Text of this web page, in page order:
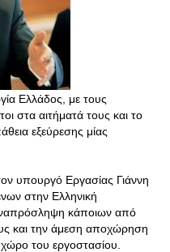
Ελλάδος, με τους
στα αιτήματά τους και το
εξεύρεσης μίας
υπουργό Εργασίας Γιάννη
στην Ελληνική
κάποιων από
και την άμεση αποχώρηση
του εργοστασίου.